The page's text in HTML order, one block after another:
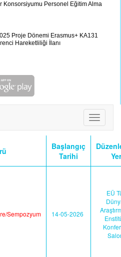
Konsorsiyumu Personel Eğitim Alma
Proje Dönemi Erasmus+ KA131
Hareketliliği İlanı
Toggle
Başlangıç
Tarihi
Sempozyum 14-05-2026
EÜ